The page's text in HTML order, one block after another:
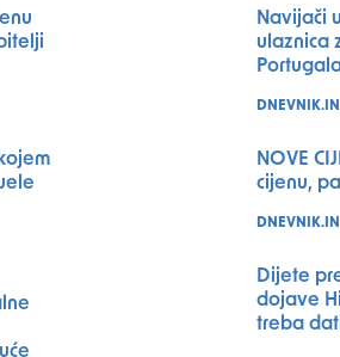
Navijači
ulaznica
POSTED
DNEVNIK.IN
NOVE
cijenu,
POSTED
DNEVNIK.IN
Dijete
dojave
treba